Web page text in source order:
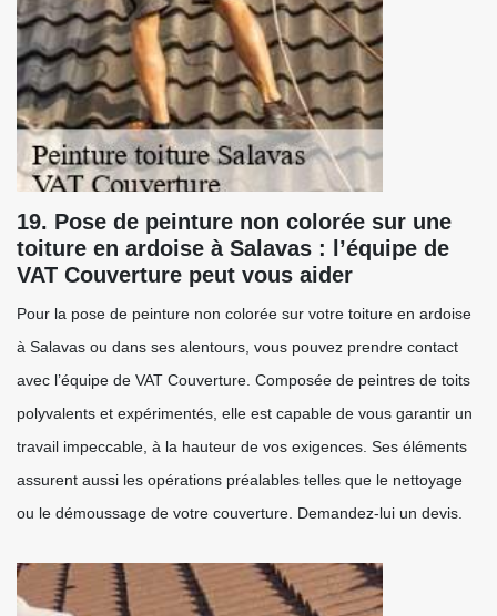
19. Pose de peinture non colorée sur une
toiture en ardoise à Salavas : l’équipe de
VAT Couverture peut vous aider
Pour la pose de peinture non colorée sur votre toiture en ardoise
à Salavas ou dans ses alentours, vous pouvez prendre contact
avec l’équipe de VAT Couverture. Composée de peintres de toits
polyvalents et expérimentés, elle est capable de vous garantir un
travail impeccable, à la hauteur de vos exigences. Ses éléments
assurent aussi les opérations préalables telles que le nettoyage
ou le démoussage de votre couverture. Demandez-lui un devis.